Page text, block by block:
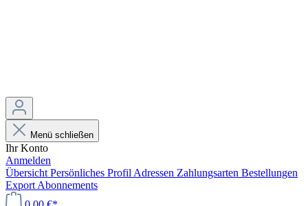
Menü schließen
Ihr Konto
Anmelden
Übersicht Persönliches Profil Adressen Zahlungsarten Bestellungen
Export Abonnements